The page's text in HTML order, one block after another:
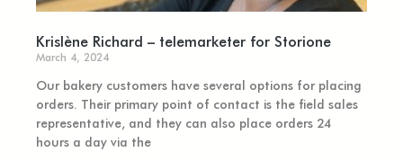
Krislène Richard – telemarketer for Storione
March 4, 2024
Our bakery customers have several options for placing
orders. Their primary point of contact is the field sales
representative, and they can also place orders 24
hours a day via the